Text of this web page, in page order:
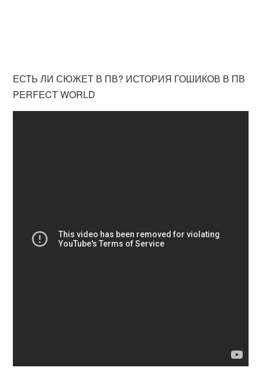
ЕСТЬ ЛИ СЮЖЕТ В ПВ? ИСТОРИЯ ГОШИКОВ В ПВ
PERFECT WORLD